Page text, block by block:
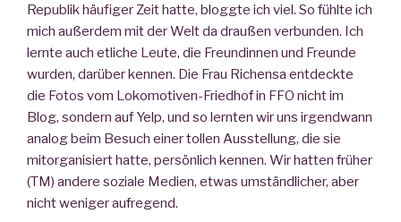
Republik häufiger Zeit hatte, bloggte ich viel. So fühlte ich
mich außerdem mit der Welt da draußen verbunden. Ich
lernte auch etliche Leute, die Freundinnen und Freunde
wurden, darüber kennen. Die Frau Richensa entdeckte
die Fotos vom Lokomotiven-Friedhof in FFO nicht im
Blog, sondern auf Yelp, und so lernten wir uns irgendwann
analog beim Besuch einer tollen Ausstellung, die sie
mitorganisiert hatte, persönlich kennen. Wir hatten früher
(TM) andere soziale Medien, etwas umständlicher, aber
nicht weniger aufregend.